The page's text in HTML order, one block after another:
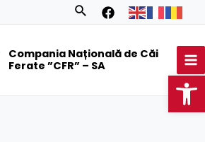
Search
Compania Națională de Căi
Ferate ”CFR” – SA